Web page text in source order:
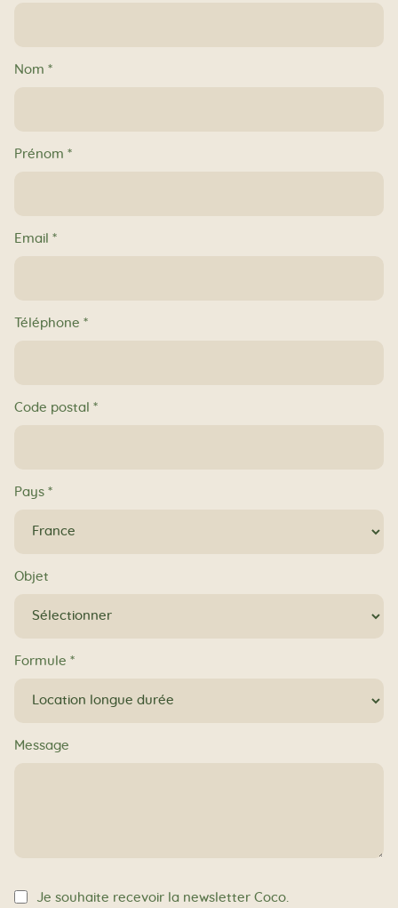
Nom *
Prénom *
Email *
Téléphone *
Code postal *
Pays *
Objet
Formule *
Message
Je souhaite recevoir la newsletter Coco.